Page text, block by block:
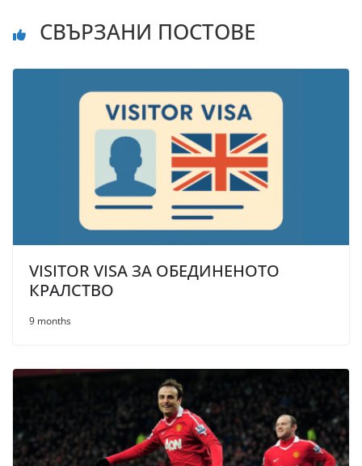
СВЪРЗАНИ ПОСТОВЕ
VISITOR VISA ЗА ОБЕДИНЕНОТО
КРАЛСТВО
9 months